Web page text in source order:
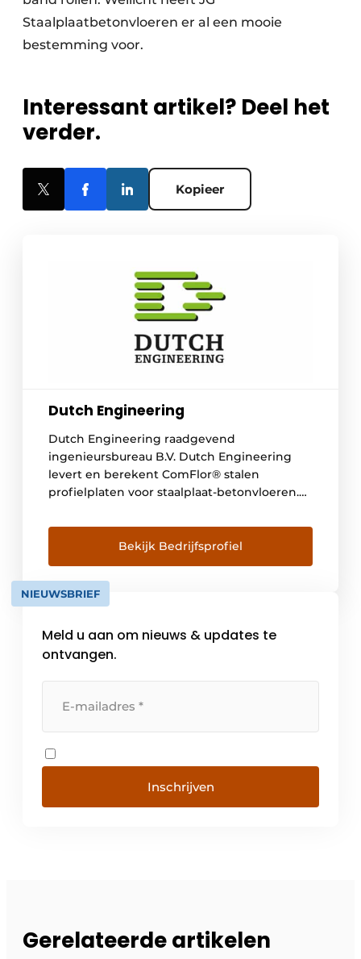
Staalplaatbetonvloeren er al een mooie
bestemming voor.
Interessant artikel? Deel het
verder.
Kopieer
Dutch Engineering
Dutch Engineering raadgevend
ingenieursbureau B.V. Dutch Engineering
levert en berekent ComFlor® stalen
profielplaten voor staalplaat-betonvloeren.
verschillen vloerplaten leverbaar, waarmee
slanke renovatievloeren en hoge
geïntegreerde vloeren alle mogelijk zijn, en
alles ertussenin. Specifieke
toepassingsgebieden zijn er eigenlijk niet. In
industrie, […]
Bekijk Bedrijfsprofiel
NIEUWSBRIEF
Meld u aan om nieuws & updates te
ontvangen.
Inschrijven
Gerelateerde artikelen